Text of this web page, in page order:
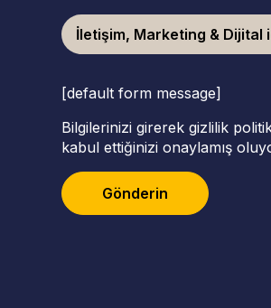
İletişim, Marketing & Dijital
[default form message]
Bilgilerinizi girerek gizlilik
kabul ettiğinizi onaylamış
Gönderin